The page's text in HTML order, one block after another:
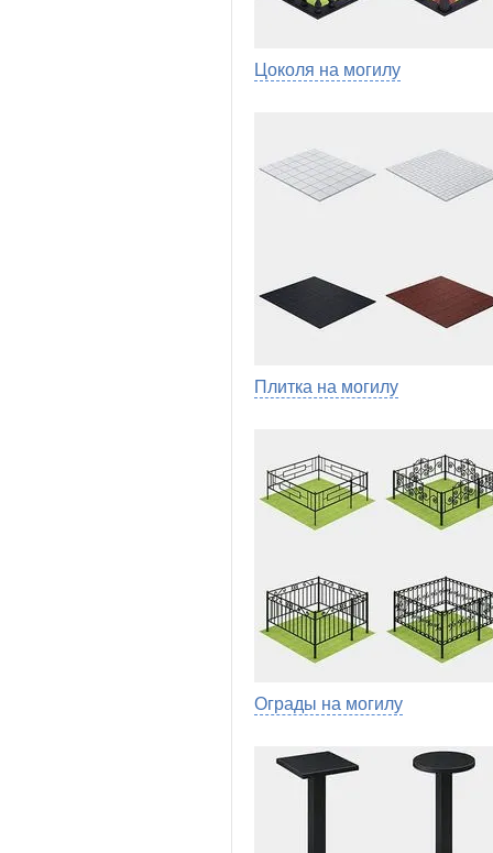
Цоколя на могилу
Плитка на могилу
Ограды на могилу